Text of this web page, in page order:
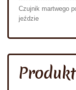
Czujnik martwego
jeździe